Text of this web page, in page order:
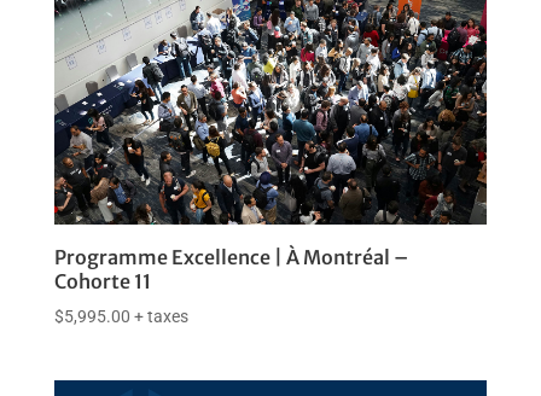
Programme Excellence | À Montréal –
Cohorte 11
$5,995.00 + taxes